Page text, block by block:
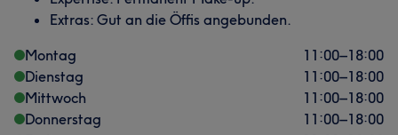
Extras: Gut an die Öffis angebunden.
Montag
11:00–18:00
Dienstag
11:00–18:00
Mittwoch
11:00–18:00
Donnerstag
11:00–18:00